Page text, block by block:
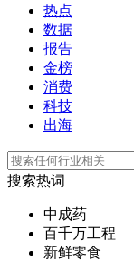
热点
数据
报告
金榜
消费
科技
出海
搜索热词
中成药
百千万工程
新鲜零食